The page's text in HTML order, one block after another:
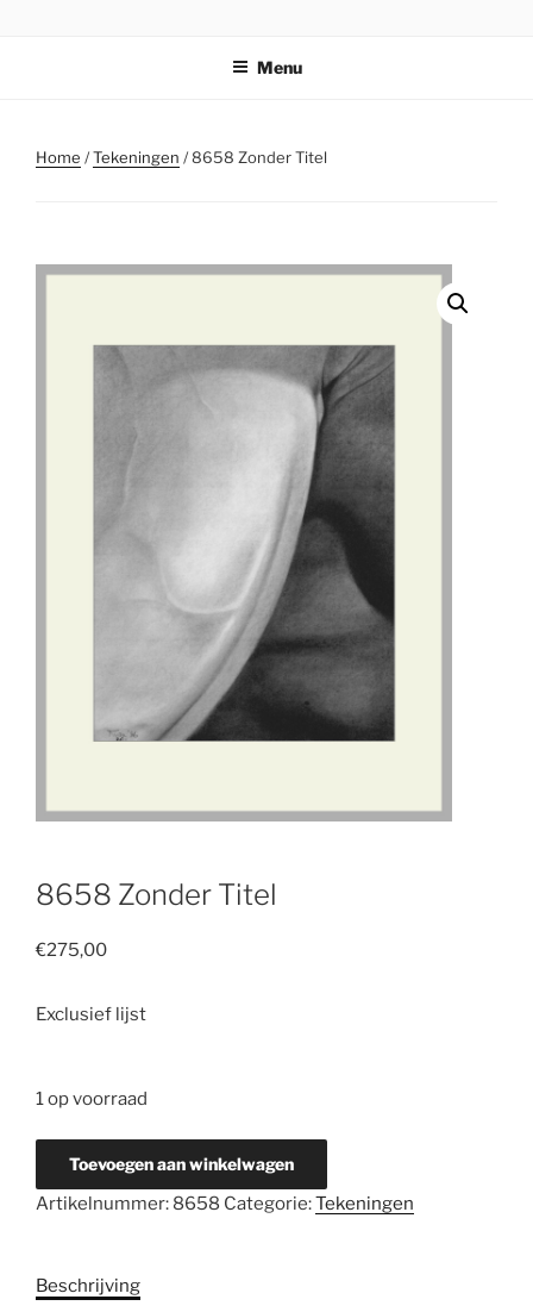
Menu
Home /Tekeningen / 8658 Zonder Titel
8658 Zonder Titel
€275,00
Exclusief lijst
1 op voorraad
8658
Titel
Toevoegen aan winkelwagen
Artikelnummer: 8658 Categorie:Tekeningen
Beschrijving